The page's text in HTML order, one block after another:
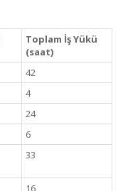
Toplam İş Yükü
(saat)
42
4
24
6
33
16